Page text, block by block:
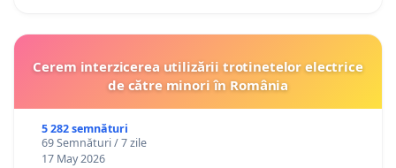
Cerem interzicerea utilizării trotinetelor electrice
de către minori în România
5 282 semnături
69 Semnături / 7 zile
17 May 2026